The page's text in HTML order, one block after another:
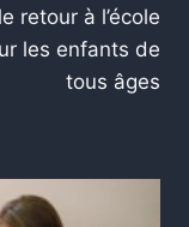
retour à l’école
les enfants de
tous âges